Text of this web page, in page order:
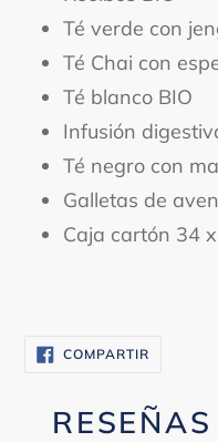
Té verde con
Té Chai con
Té blanco BIO
Infusión
Té negro con
Galletas de
Caja cartón 34
COMPARTIR
EN